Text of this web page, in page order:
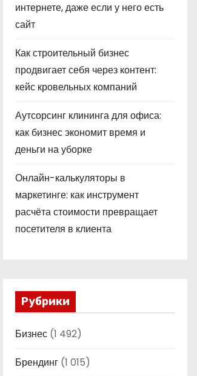
интернете, даже если у него есть
сайт
Как строительный бизнес
продвигает себя через контент:
кейс кровельных компаний
Аутсорсинг клининга для офиса:
как бизнес экономит время и
деньги на уборке
Онлайн-калькуляторы в
маркетинге: как инструмент
расчёта стоимости превращает
посетителя в клиента
Рубрики
Бизнес (1 492)
Брендинг (1 015)